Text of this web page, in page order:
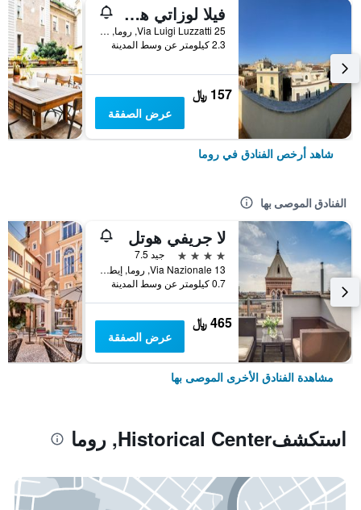
فيلا لوزاتي هوستل
25 Via Luigi Luzzatti, روما, إيطاليا
2.3 كيلومتر عن وسط المدينة
157 ﷼
عرض الصفقة
شاهد أرخص الفنادق في روما
الفنادق الموصى بها
لا جريفي هوتل
4 نجوم
جيد 7.5
Via Nazionale 13, روما, إيطاليا
0.7 كيلومتر عن وسط المدينة
465 ﷼
عرض الصفقة
مشاهدة الفنادق الأخرى الموصى بها
استكشفHistorical Center, روما